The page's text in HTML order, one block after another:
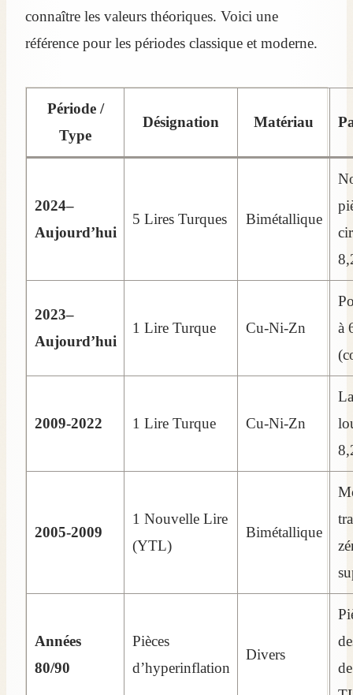
connaître les valeurs théoriques. Voici une
référence pour les périodes classique et moderne.
Période /
Type
Désignation Matériau
2024–
Aujourd’hui
5 Lires Turques Bimétallique
2023–
Aujourd’hui
1 Lire Turque Cu-Ni-Zn
à
2009-2022 1 Lire Turque Cu-Ni-Zn
2005-2009
1 Nouvelle Lire
(YTL)
Bimétallique
Années
80/90
Pièces
d’hyperinflation
Divers